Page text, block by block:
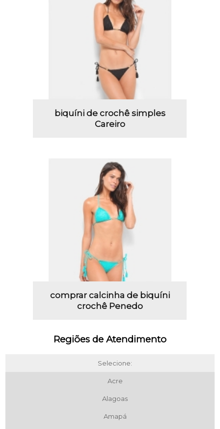
biquíni de crochê simples
Careiro
comprar calcinha de biquíni
crochê Penedo
Regiões de Atendimento
Selecione:
Acre
Alagoas
Amapá